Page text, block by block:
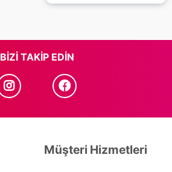
BIZI TAKIP EDIN
Müşteri Hizmetleri